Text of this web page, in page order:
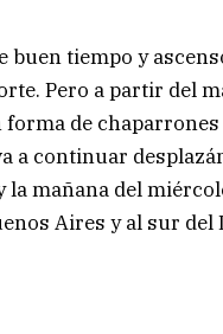
buen tiempo y
Pero a partir del
de chaparrones
a continuar
la mañana del
Aires y al sur del